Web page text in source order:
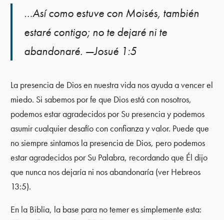
…Así como estuve con Moisés, también
estaré contigo; no te dejaré ni te
abandonaré. —Josué 1:5
La presencia de Dios en nuestra vida nos ayuda a vencer el
miedo. Si sabemos por fe que Dios está con nosotros,
podemos estar agradecidos por Su presencia y podemos
asumir cualquier desafío con confianza y valor. Puede que
no siempre sintamos la presencia de Dios, pero podemos
estar agradecidos por Su Palabra, recordando que Él dijo
que nunca nos dejaría ni nos abandonaría (ver Hebreos
13:5).
En la Biblia, la base para no temer es simplemente esta: